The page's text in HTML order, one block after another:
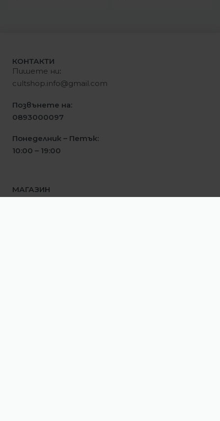
КОНТАКТИ
Пишете ни:
cultshop.info@gmail.com
Позвънете на:
0893000097
Понеделник – Петък:
10:00 – 19:00
МАГАЗИН